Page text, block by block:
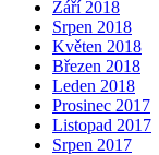
Září 2018
Srpen 2018
Květen 2018
Březen 2018
Leden 2018
Prosinec 2017
Listopad 2017
Srpen 2017